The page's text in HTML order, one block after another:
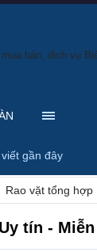
Rao vặt tổng hợp
tín -
viết gần đây